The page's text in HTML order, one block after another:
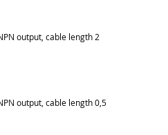
output, cable length 2
output, cable length 0,5